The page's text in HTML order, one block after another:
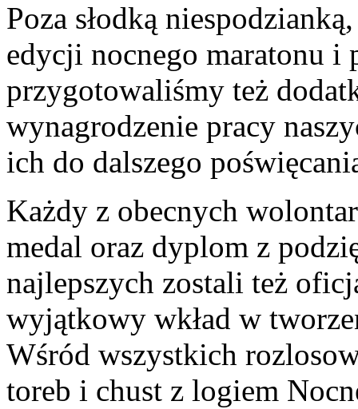
Poza słodką
edycji nocnego maratonu i
przygotowaliśmy też
wynagrodzenie pracy
ich do dalszego
Każdy z obecnych
medal oraz dyplom z
najlepszych zostali też
wyjątkowy wkład w
Wśród wszystkich
toreb i chust z logiem